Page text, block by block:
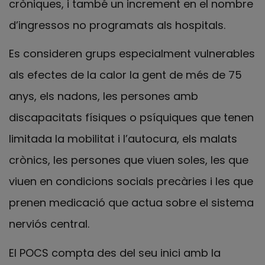
cròniques, i també un increment en el nombre
d’ingressos no programats als hospitals.
Es consideren grups especialment vulnerables
als efectes de la calor la gent de més de 75
anys, els nadons, les persones amb
discapacitats físiques o psíquiques que tenen
limitada la mobilitat i l’autocura, els malats
crònics, les persones que viuen soles, les que
viuen en condicions socials precàries i les que
prenen medicació que actua sobre el sistema
nerviós central.
El POCS compta des del seu inici amb la